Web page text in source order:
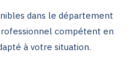
dans le département
compétent en
à votre situation.